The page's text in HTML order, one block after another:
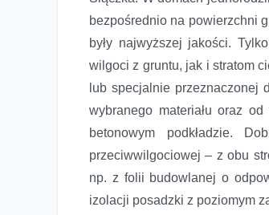
bezpośrednio na powierzchni
były najwyższej jakości.
wilgoci z gruntu, jak i stratom
lub specjalnie przeznaczonej
wybranego materiału oraz
betonowym podkładzie.
przeciwwilgociowej – z obu
np. z folii budowlanej o
izolacji posadzki z poziomym